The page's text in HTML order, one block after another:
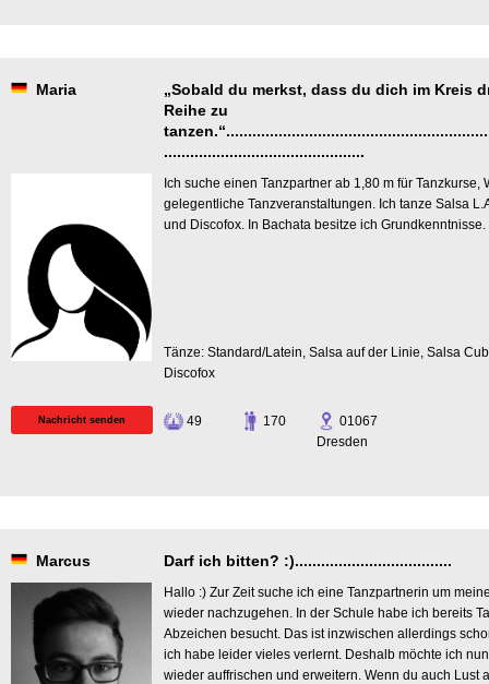
Maria
„Sobald du merkst, dass du dich im Kreis
Reihe zu
..............................................
Ich suche einen Tanzpartner ab 1,80 m für Tanzkurse,
gelegentliche Tanzveranstaltungen. Ich tanze Salsa
und Discofox. In Bachata besitze ich Grundkenntnisse.
Tänze: Standard/Latein, Salsa auf der Linie, Salsa
Discofox
Nachricht senden 49 170
01067
Dresden
Marcus Darf ich bitten? :)....................................
Hallo :) Zur Zeit suche ich eine Tanzpartnerin um
wieder nachzugehen. In der Schule habe ich bereits
Abzeichen besucht. Das ist inzwischen allerdings
ich habe leider vieles verlernt. Deshalb möchte ich
wieder auffrischen und erweitern. Wenn du auch Lust